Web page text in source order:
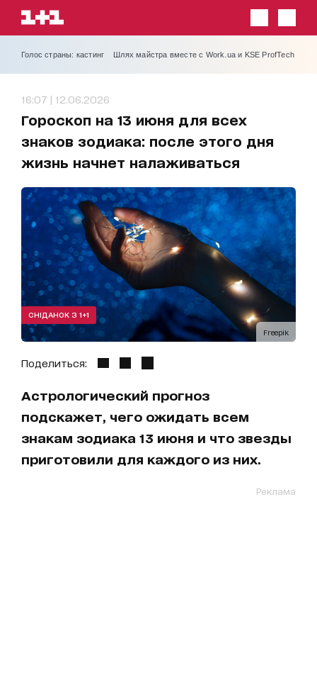
Голос страны: кастинг Шлях майстра вместе с Work.ua и KSE ProfTech
16:07 | 12.06.2026
Гороскоп на 13 июня для всех
знаков зодиака: после этого дня
жизнь начнет налаживаться
Freepik
СНІДАНОК З 1+1
Поделиться:
Астрологический прогноз
подскажет, чего ожидать всем
знакам зодиака 13 июня и что звезды
приготовили для каждого из них.
Реклама